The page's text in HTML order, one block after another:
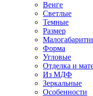
Венге
Светлые
Темные
Размер
Форма
Угловые
Отделка и
Из МДФ
Зеркальные
Особенности